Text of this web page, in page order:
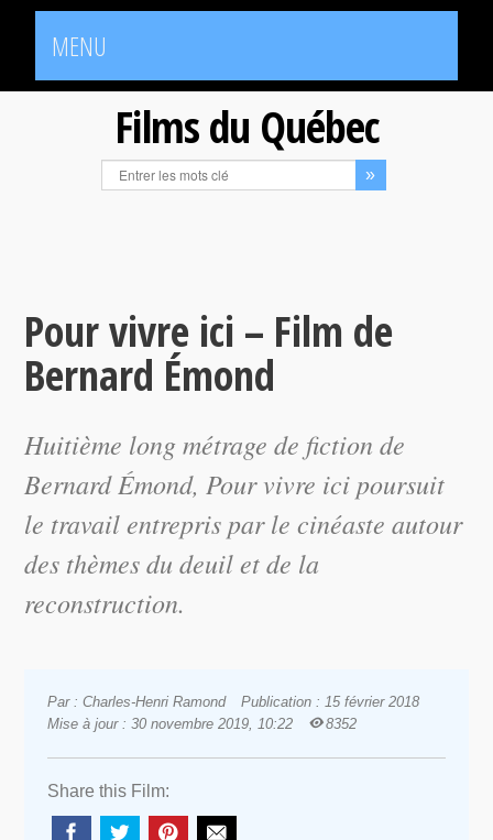
MENU
Films du Québec
Pour vivre ici – Film de
Bernard Émond
Huitième long métrage de fiction de
Bernard Émond, Pour vivre ici poursuit
le travail entrepris par le cinéaste autour
des thèmes du deuil et de la
reconstruction.
Par : Charles-Henri Ramond
Publication : 15 février 2018
Mise à jour : 30 novembre 2019, 10:22
8352
Share this Film: